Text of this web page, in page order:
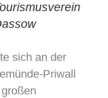
sich an der
Priwall